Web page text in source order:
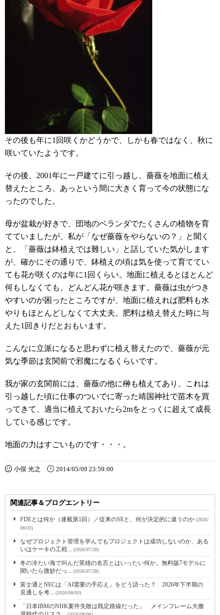
その後も年に1回咲くかどうかで、しかも春ではなく、秋に
咲いていたようです。
その後、2001年に一戸建てに引っ越し、薔薇を地面に植え
替えたところ、あっという間に大きく育って今の状態にな
ったのでした。
母が盆栽が好きで、団地のベランダでたくさんの植物を育
てていましたが、私が「なぜ薔薇をやらないの？」と聞く
と、「薔薇は鉢植えでは難しい」と話していた気がします
が、確かにその通りで、鉢植えの頃は気を使って育ててい
ても花が咲くのは年に1回くらい。地面に植えるとほとんど
何もしなくても、どんどん花が咲きます。薔薇は虫がつき
やすいのが困ったところですが、地面に植えれば肥料も水
やりもほとんどしなくて大丈夫。肥料は植え替えた時に与
えた1回きりだとおもいます。
こんなに立派になると思わずに植え替えたので、薔薇が元
気な季節は玄関前で邪魔になるくらいです。
我が家の玄関前には、薔薇の他に榊も植えてあり、これは
引っ越した頃に仕事のついでに寄った靖国神社で苗木を買
ってきて、適当に植えておいたら2mをとっくに超えて成長
している感じです。
地面の力はすごいものです・・・。
小俣 光之 2014/05/09 23:59:00
関連記事＆ブログエントリー
FDEとは何か（連載第1回）／従来のSEと、何が決定的に違うのか (2026/
08/03)
なぜプロジェクト管理を学んでもプロジェクトは成功しないのか、ある
いはケーキの工程... (2026/07/28)
冬の冷たい海で叫んだ英雄の名言とはいったい何か。無料版7モデルに
聞いたら微妙だっ... (2026/07/28)
富士通とNECは「AI需要の手応え」をどう語った？ 2026年下半期の
見通しを考... (2026/08/03)
「日本IBMのNHK案件失敗は既定路線だった」 メインフレーム大撤